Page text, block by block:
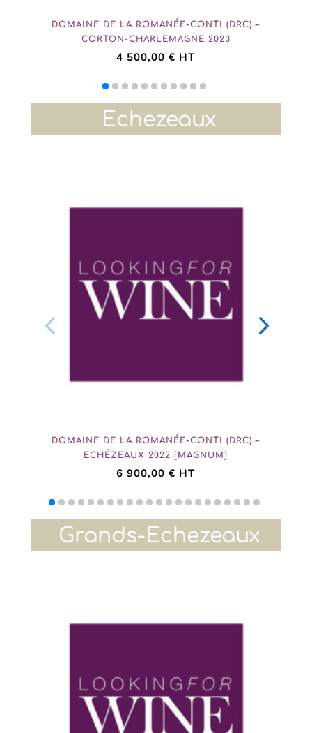
DOMAINE DE LA ROMANÉE-CONTI (DRC) –
CORTON-CHARLEMAGNE 2023
4 500,00€ HT
Echezeaux
DOMAINE DE LA ROMANÉE-CONTI (DRC) –
ECHÉZEAUX 2022 [MAGNUM]
6 900,00€ HT
Grands-Echezeaux